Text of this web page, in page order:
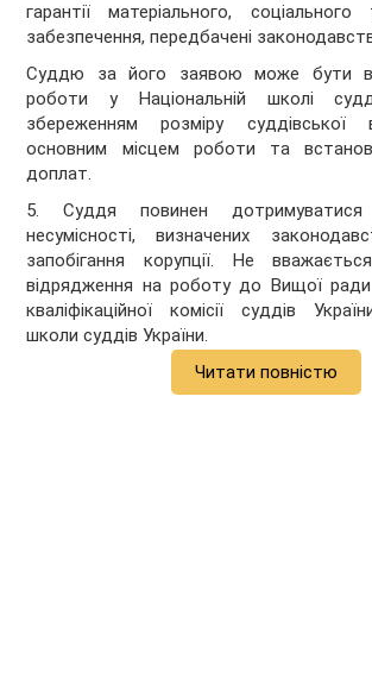
гарантії матеріального,
забезпечення, передбачені
Суддю за його заявою може бути
роботи у Національній школі
збереженням розміру суддівської
основним місцем роботи та
доплат.
5. Суддя повинен
несумісності, визначених
запобігання корупції. Не
відрядження на роботу до Вищої ради
кваліфікаційної комісії суддів
школи суддів України.
Читати повністю